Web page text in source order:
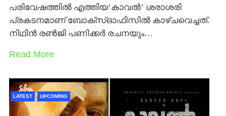
പരിവേഷത്തില്‍ എത്തിയ’കാവല്‍’ ശരാശരി
പ്രകടനമാണ് ബോക്സ്ഓഫിസില്‍ കാഴ്ചവെച്ചത്.
നിഥിന്‍ രണ്‍ജി പണിക്കര്‍ രചനയും…
Read More
LATEST UPCOMING